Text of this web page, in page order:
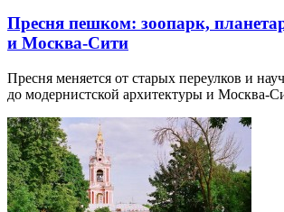
Пресня пешком: зоопарк,
и Москва-Сити
Пресня меняется от старых переулков и
до модернистской архитектуры и Москва-